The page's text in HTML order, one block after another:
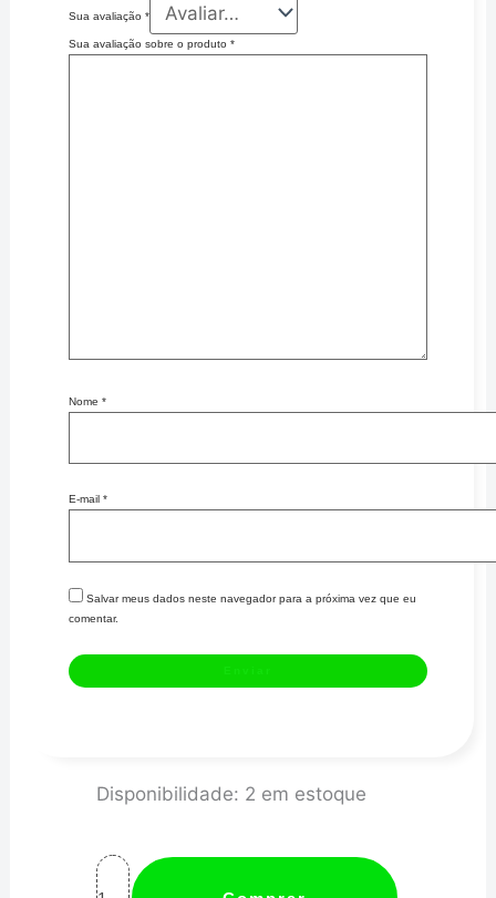
Sua avaliação *
Sua avaliação sobre o produto *
Nome *
E-mail *
Salvar meus dados neste navegador para a próxima vez que eu
comentar.
Disponibilidade: 2 em estoque
-